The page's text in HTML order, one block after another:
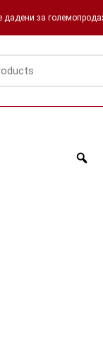
дадени за